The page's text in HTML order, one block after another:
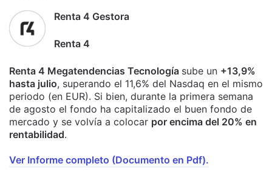
Renta 4 Gestora
Renta 4
Renta 4 Megatendencias Tecnología sube un +13,9%
hasta julio, superando el 11,6% del Nasdaq en el mismo
periodo (en EUR). Si bien, durante la primera semana
de agosto el fondo ha capitalizado el buen fondo de
mercado y se volvía a colocar por encima del 20% en
rentabilidad.
Ver Informe completo (Documento en Pdf).